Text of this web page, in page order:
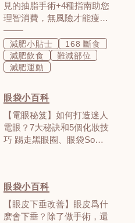
見的抽脂手術+4種指南助您
理智消費，無風險才能瘦得
安心！
減肥小貼士
168 斷食
減肥飲食
難減部位
減肥運動
眼袋小百科
【電眼秘笈】如何打造迷人
電眼？7大秘訣和5個化妝技
巧 踢走黑眼圈、眼袋So
眼袋小百科
【眼皮下垂改善】眼皮爲什
麽會下垂？除了做手術，還